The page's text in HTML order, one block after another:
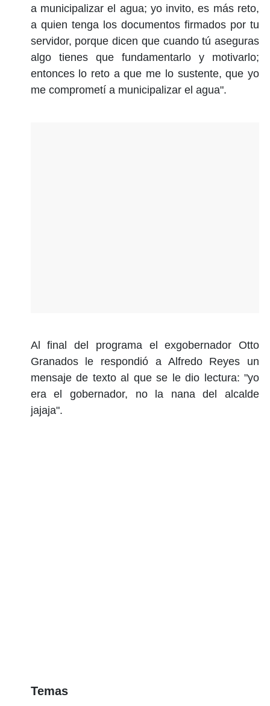
a municipalizar el agua; yo invito, es más reto,
a quien tenga los documentos firmados por tu
servidor, porque dicen que cuando tú aseguras
algo tienes que fundamentarlo y motivarlo;
entonces lo reto a que me lo sustente, que yo
me comprometí a municipalizar el agua".
Al final del programa el exgobernador Otto
Granados le respondió a Alfredo Reyes un
mensaje de texto al que se le dio lectura: "yo
era el gobernador, no la nana del alcalde
jajaja".
Temas